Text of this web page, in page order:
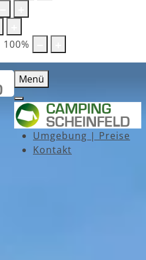
100%
Menü
Umgebung | Preise
Kontakt